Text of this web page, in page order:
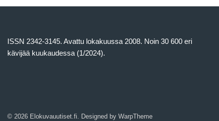
ISSN 2342-3145. Avattu lokakuussa 2008. Noin 30 600 eri
kävijää kuukaudessa (1/2024).
© 2026 Elokuvauutiset.fi. Designed by WarpTheme